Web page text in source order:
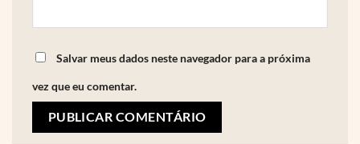
Salvar meus dados neste navegador para a próxima
vez que eu comentar.